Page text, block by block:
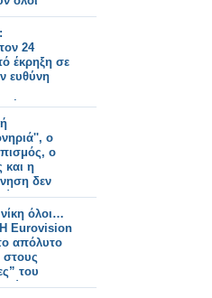
24
έκρηξη σε
ευθύνη
ο
ο
και η
δεν
Αυτά
και όλοι
να
όλοι…
Eurovision
απόλυτο
στους
του